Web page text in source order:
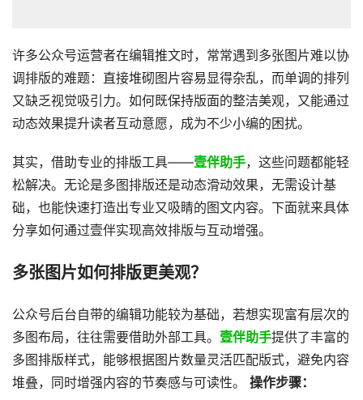
许多公众号运营者在编辑推文时，常常遇到多张图片难以协
调排版的难题：直接堆砌图片容易显得杂乱，而单调的排列
又缺乏视觉吸引力。如何既保持版面的整洁美观，又能通过
动态效果提升读者互动意愿，成为不少小编的困扰。
其实，借助专业的排版工具——壹伴助手，这些问题都能轻
松解决。无论是多图排版还是动态滑动效果，无需设计基
础，也能快速打造出专业又吸睛的图文内容。下面就来具体
分享如何通过壹伴实现高效排版与互动增强。
多张图片如何排版更美观？
公众号后台自带的编辑功能较为基础，若想实现富有层次的
多图布局，往往需要借助外部工具。 壹伴助手提供了丰富的
多图排版样式，能够根据图片数量灵活匹配版式，避免内容
堆叠，同时增强内容的节奏感与可读性。 操作步骤：